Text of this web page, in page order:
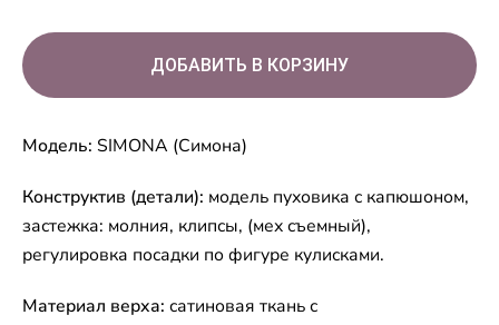
Модель: SIMONA (Симона)
Конструктив (детали): модель пуховика с капюшоном,
застежка: молния, клипсы, (мех съемный),
регулировка посадки по фигуре кулисками.
Материал верха: сатиновая ткань с